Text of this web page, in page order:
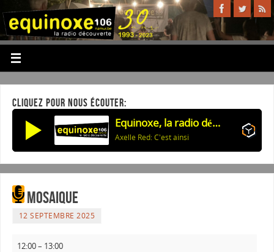
CLIQUEZ POUR NOUS ÉCOUTER:
Equinoxe, la radio découverte
Axelle Red: C'est ainsi
Mosaique
12 SEPTEMBRE 2025
12:00– 13:00